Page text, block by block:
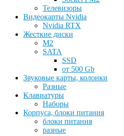
Телевизоры
Видеокарты Nvidia
Nvidia RTX
Жесткие диски
M2
SATA
SSD
от 500 Gb
Звуковые карты, колонки
Разные
Клавиатуры
Наборы
Корпуса, блоки питания
блоки питания
разные